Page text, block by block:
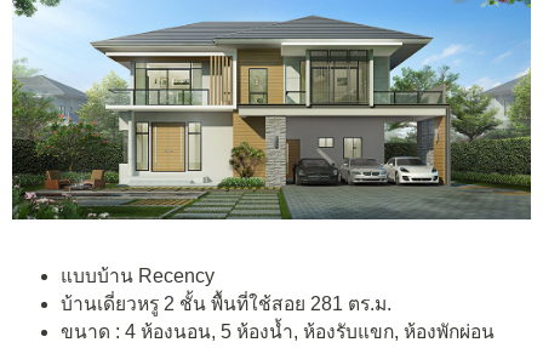
แบบบ้าน Recency
บ้านเดี่ยวหรู 2 ชั้น พื้นที่ใช้สอย 281 ตร.ม.
ขนาด : 4 ห้องนอน, 5 ห้องน้ำ, ห้องรับแขก, ห้องพักผ่อน